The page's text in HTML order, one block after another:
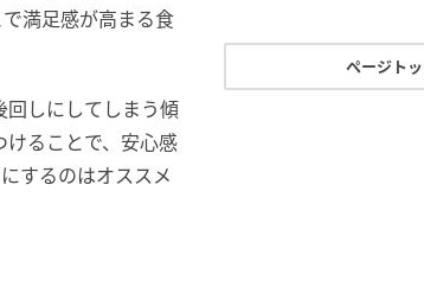
満足感が高まる食
回しにしてしまう傾
ることで、安心感
するのはオススメ
ページト